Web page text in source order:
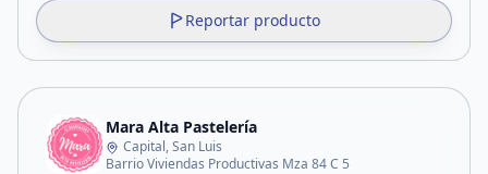
Reportar producto
Mara Alta Pastelería
Capital, San Luis
Barrio Viviendas Productivas Mza 84 C 5